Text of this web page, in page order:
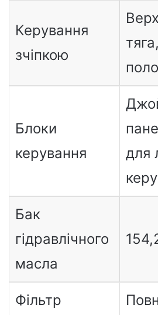
Керування
зчіпкою
Блоки
керування
для
Бак
гідравлічного
масла
Фільтр